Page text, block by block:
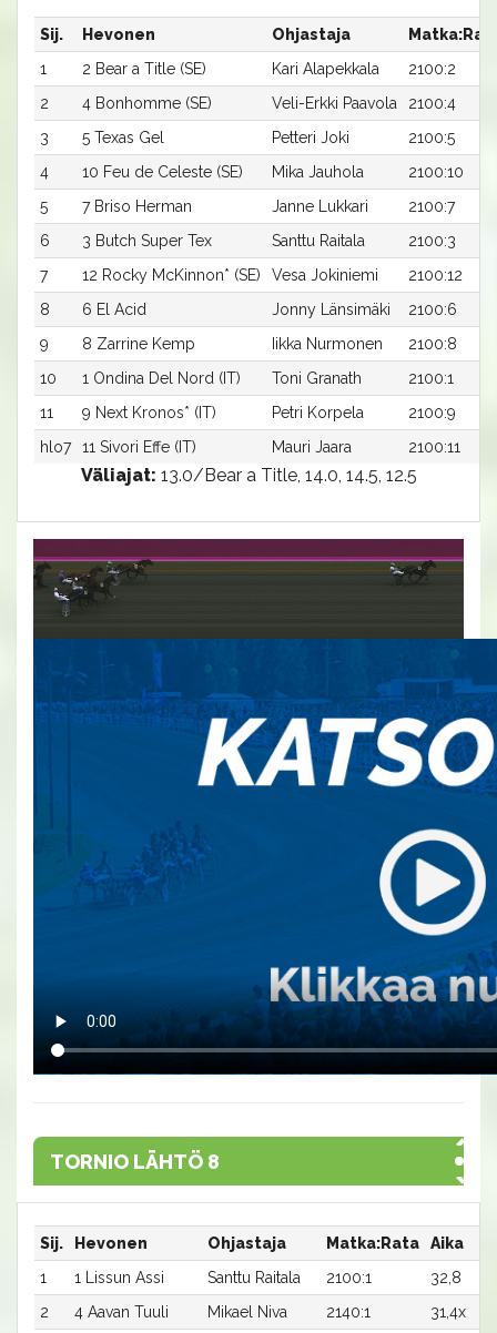
Sij. Hevonen Ohjastaja
1
2 Bear a Title (SE) Kari Alapekkala
2100:2
2
4 Bonhomme (SE) Veli-Erkki Paavola
2100:4
3
5 Texas Gel Petteri Joki
2100:5
4
10 Feu de Celeste (SE) Mika Jauhola
2100:10
5
7 Briso Herman Janne Lukkari
2100:7
6
3 Butch Super Tex Santtu Raitala
2100:3
7
12 Rocky McKinnon* (SE) Vesa Jokiniemi
2100:12
8
6 El Acid Jonny Länsimäki
2100:6
9
8 Zarrine Kemp Iikka Nurmonen
2100:8
10
1 Ondina Del Nord (IT) Toni Granath
2100:1
11
9 Next Kronos* (IT) Petri Korpela
2100:9
hlo7
11 Sivori Effe (IT) Mauri Jaara 2100:11
Väliajat: 13.0/Bear a Title, 14.0, 14.5, 12.5
TORNIO LÄHTÖ 8
Sij. Hevonen Ohjastaja Matka:Rata Aika
1
1 Lissun Assi Santtu Raitala 2100:1 32,8
2
4 Aavan Tuuli Mikael Niva 2140:1 31,4x